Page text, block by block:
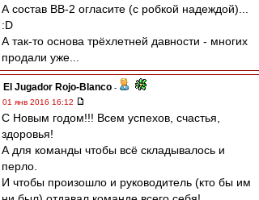
А состав ВВ-2 огласите (с робкой надеждой)...
:D
А так-то основа трёхлетней давности - многих
продали уже...
El Jugador Rojo-Blanco -
01 янв 2016 16:12
С Новым годом!!! Всем успехов, счастья,
здоровья!
А для команды чтобы всё складывалось и
перло.
И чтобы произошло и руководитель (кто бы им